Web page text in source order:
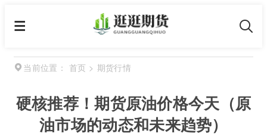
当前位置： 首页 > 期货行情
硬核推荐！期货原油价格今天（原
油市场的动态和未来趋势）